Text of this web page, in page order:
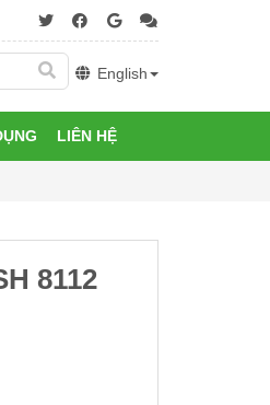
English
LIÊN HỆ
8112